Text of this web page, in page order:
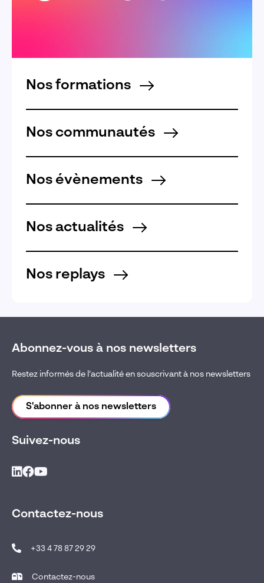
Nos formations
Nos communautés
Nos évènements
Nos actualités
Nos replays
Abonnez-vous à nos newsletters
Restez informés de l’actualité en souscrivant à nos newsletters
S'abonner à nos newsletters
Suivez-nous
Contactez-nous
+33 4 78 87 29 29
Contactez-nous